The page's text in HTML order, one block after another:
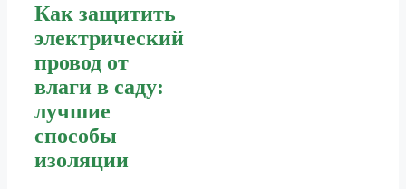
Как защитить
электрический
провод от
влаги в саду:
лучшие
способы
изоляции